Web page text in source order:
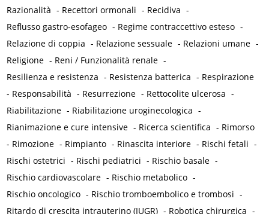
Razionalità - Recettori ormonali - Recidiva -
Reflusso gastro-esofageo - Regime contraccettivo esteso -
Relazione di coppia - Relazione sessuale - Relazioni umane -
Religione - Reni / Funzionalità renale -
Resilienza e resistenza - Resistenza batterica - Respirazione
- Responsabilità - Resurrezione - Rettocolite ulcerosa -
Riabilitazione - Riabilitazione uroginecologica -
Rianimazione e cure intensive - Ricerca scientifica - Rimorso
- Rimozione - Rimpianto - Rinascita interiore - Rischi fetali -
Rischi ostetrici - Rischi pediatrici - Rischio basale -
Rischio cardiovascolare - Rischio metabolico -
Rischio oncologico - Rischio tromboembolico e trombosi -
Ritardo di crescita intrauterino (IUGR) - Robotica chirurgica -